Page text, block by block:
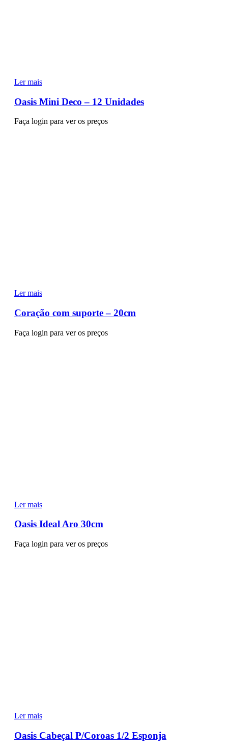
Ler mais
Oasis Mini Deco – 12 Unidades
Faça login para ver os preços
Ler mais
Coração com suporte – 20cm
Faça login para ver os preços
Ler mais
Oasis Ideal Aro 30cm
Faça login para ver os preços
Ler mais
Oasis Cabeçal P/Coroas 1/2 Esponja